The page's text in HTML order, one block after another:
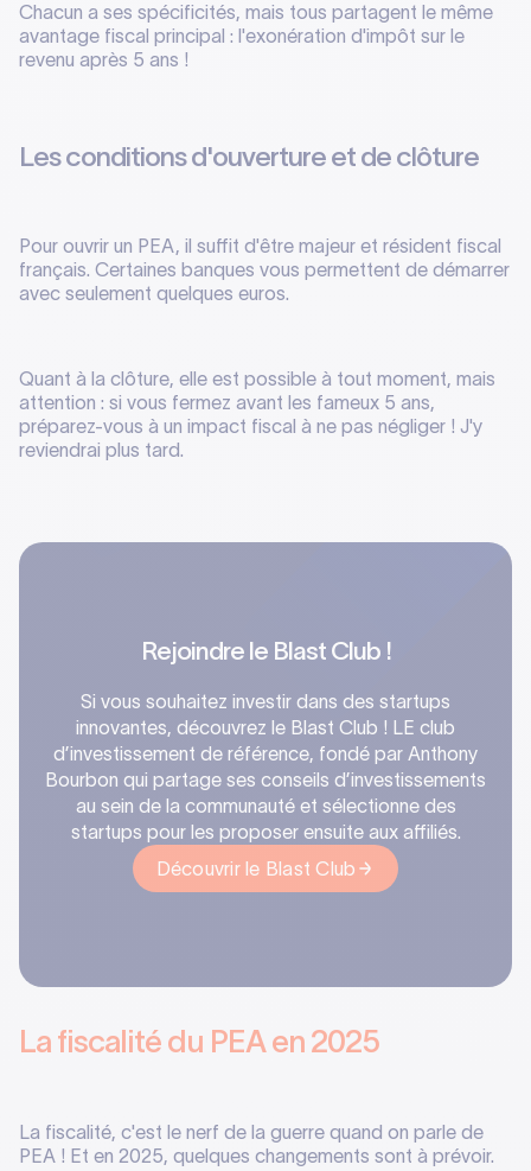
Chacun a ses spécificités, mais tous partagent le même
avantage fiscal principal : l'exonération d'impôt sur le
revenu après 5 ans !
Les conditions d'ouverture et de clôture
Pour ouvrir un PEA, il suffit d'être majeur et résident fiscal
français. Certaines banques vous permettent de démarrer
avec seulement quelques euros.
Quant à la clôture, elle est possible à tout moment, mais
attention : si vous fermez avant les fameux 5 ans,
préparez-vous à un impact fiscal à ne pas négliger ! J'y
reviendrai plus tard.
Rejoindre le Blast Club !
Si vous souhaitez investir dans des startups
innovantes, découvrez le Blast Club ! LE club
d’investissement de référence, fondé par Anthony
Bourbon qui partage ses conseils d’investissements
au sein de la communauté et sélectionne des
startups pour les proposer ensuite aux affiliés.‍
Découvrir le Blast Club
La fiscalité du PEA en 2025
La fiscalité, c'est le nerf de la guerre quand on parle de
PEA ! Et en 2025, quelques changements sont à prévoir.